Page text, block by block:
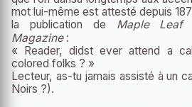
mot lui-même est attesté depuis
la publication de Maple Leaf
Magazine:
« Reader, didst ever attend a
colored folks ? »
Lecteur, as-tu jamais assisté à un
Noirs ?).